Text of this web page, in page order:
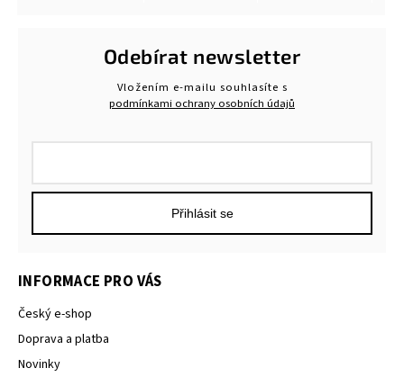
INFORMACE PRO VÁS
Český e-shop
Doprava a platba
Novinky
Odebírat newsletter
Vložením e-mailu souhlasíte s
podmínkami ochrany osobních údajů
Přihlásit se